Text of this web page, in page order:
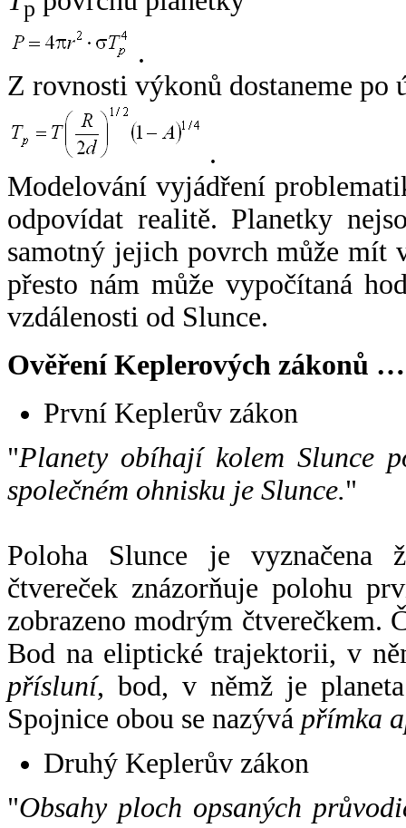
p
.
Z rovnosti výkonů dostaneme po
.
Modelování vyjádření
odpovídat realitě. Planetky
samotný jejich povrch může mít
přesto nám může vypočítaná
vzdálenosti od Slunce.
Ověření Keplerových zákonů …
První Keplerův zákon
"Planety obíhají kolem Slunce
společném ohnisku je Slunce."
Poloha Slunce je vyznačena
čtvereček znázorňuje polohu
zobrazeno modrým čtverečkem.
Bod na eliptické trajektorii, v
přísluní, bod, v němž je
Spojnice obou se nazývá přímka
Druhý Keplerův zákon
"Obsahy ploch opsaných